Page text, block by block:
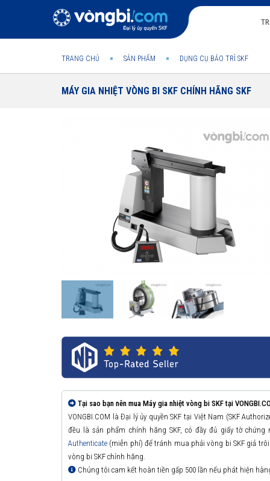
TRANG CHỦ SẢN PHẨM DỤNG CỤ BẢO TRÌ SKF
MÁY GIA NHIỆT VÒNG BI SKF CHÍNH HÃNG SKF
Tại sao bạn nên mua Máy gia nhiệt vòng bi SKF tại
VONGBI.COM là Đại lý ủy quyền SKF tại Việt Nam (SKF
đều là sản phẩm chính hãng SKF, có đầy đủ giấy tờ
Authenticate (miễn phí) để tránh mua phải vòng bi SKF giả
vòng bi SKF chính hãng.
Chúng tôi cam kết hoàn tiền gấp 500 lần nếu phát hiện